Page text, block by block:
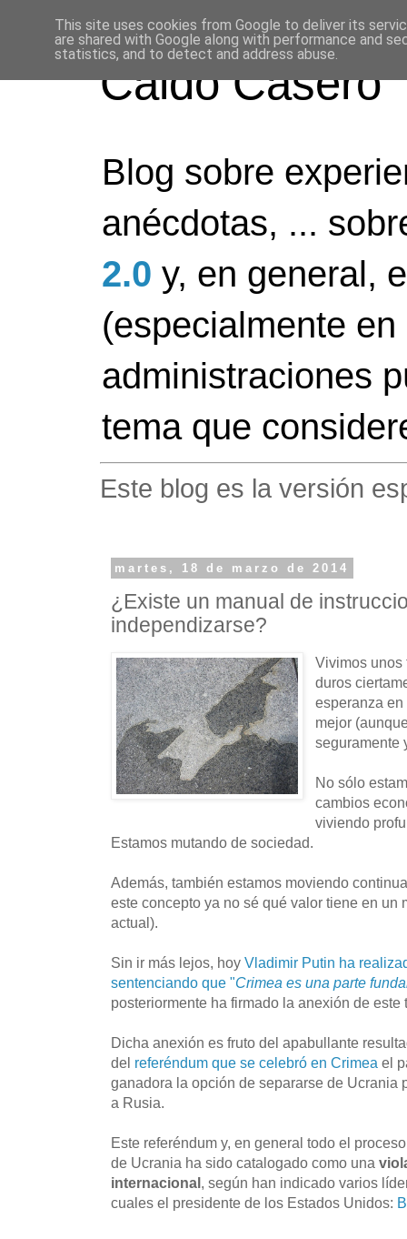
Caldo Casero
Blog sobre
anécdotas, ...
2.0 y, en general,
(especialmente
administraciones
tema que
Este blog es la versión
martes, 18 de marzo de 2014
¿Existe un manual de
independizarse?
Vivimos unos
duros
esperanza
mejor
seguramente
No sólo
cambios
viviendo
Estamos mutando de sociedad.
Además, también estamos moviendo
este concepto ya no sé qué valor tiene en un
actual).
Sin ir más lejos, hoy Vladimir Putin ha
sentenciando que "Crimea es una parte
posteriormente ha firmado la anexión de este
Dicha anexión es fruto del apabullante
del referéndum que se celebró en Crimea el
ganadora la opción de separarse de Ucrania
a Rusia.
Este referéndum y, en general todo el
de Ucrania ha sido catalogado como una
internacional, según han indicado varios
cuales el presidente de los Estados Unidos:
This site uses cookies from Google to deliver its
are shared with Google along with performance and
statistics, and to detect and address abuse.